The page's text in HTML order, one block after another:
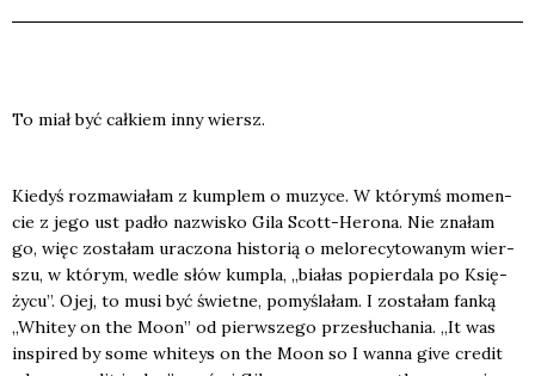
To miał być cał­kiem inny wiersz.
Kie­dyś roz­ma­wia­łam z kum­plem o muzy­ce. W któ­rymś momen­
cie z jego ust padło nazwi­sko Gila Scott-Hero­na. Nie zna­łam
go, więc zosta­łam ura­czo­na histo­rią o melo­re­cy­to­wa­nym wier­
szu, w któ­rym, wedle słów kum­pla, „bia­łas popier­da­la po Księ­
ży­cu”. Ojej, to musi być świet­ne, pomy­śla­łam. I zosta­łam fan­ką
„Whi­tey on the Moon” od pierw­sze­go prze­słu­cha­nia. „It was
inspi­red by some whi­teys on the Moon so I wan­na give cre­dit